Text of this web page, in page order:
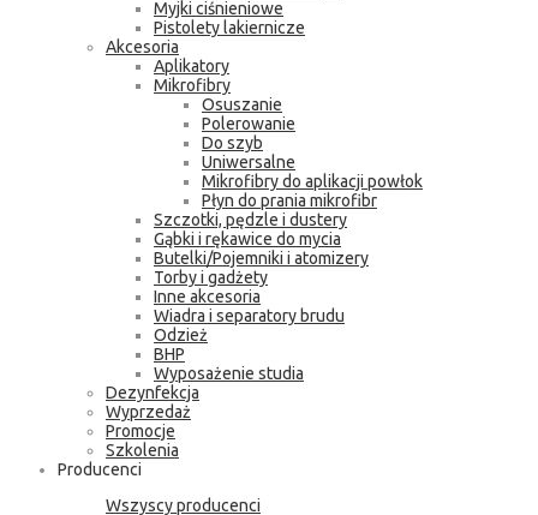
Myjki ciśnieniowe
Pistolety lakiernicze
Akcesoria
Aplikatory
Mikrofibry
Osuszanie
Polerowanie
Do szyb
Uniwersalne
Mikrofibry do aplikacji powłok
Płyn do prania mikrofibr
Szczotki, pędzle i dustery
Gąbki i rękawice do mycia
Butelki/Pojemniki i atomizery
Torby i gadżety
Inne akcesoria
Wiadra i separatory brudu
Odzież
BHP
Wyposażenie studia
Dezynfekcja
Wyprzedaż
Promocje
Szkolenia
Producenci
Wszyscy producenci